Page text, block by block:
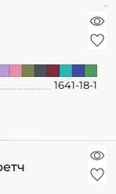
1641-18-1